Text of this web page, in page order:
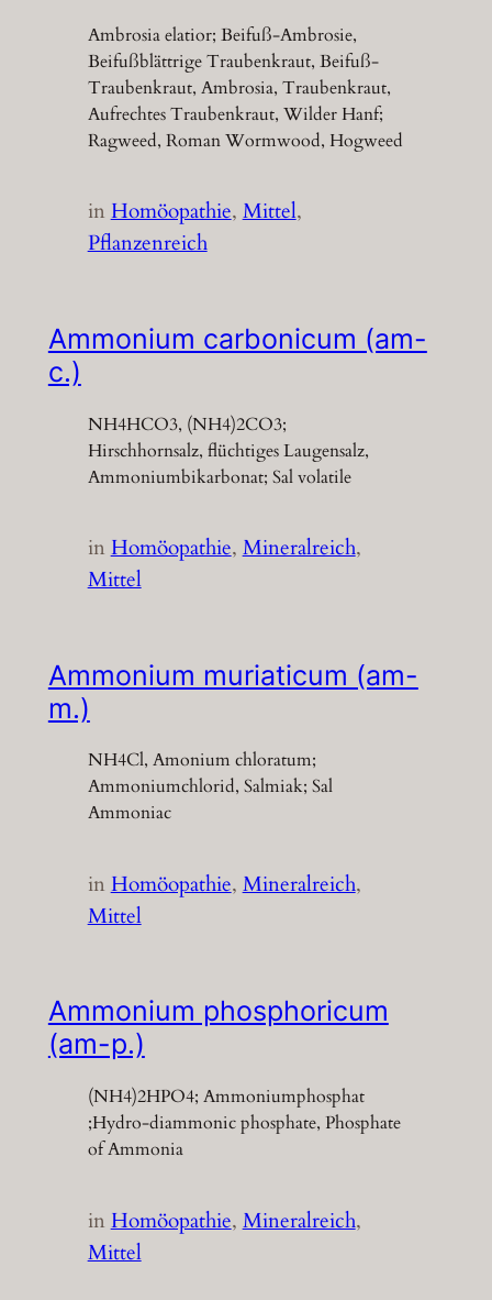
Ambrosia elatior; Beifuß-Ambrosie,
Beifußblättrige Traubenkraut, Beifuß-
Traubenkraut, Ambrosia, Traubenkraut,
Aufrechtes Traubenkraut, Wilder Hanf;
Ragweed, Roman Wormwood, Hogweed
inHomöopathie, Mittel
Pflanzenreich
Ammonium carbonicum (am-
c.)
NH4HCO3, (NH4)2CO3;
Hirschhornsalz, flüchtiges Laugensalz,
Ammoniumbikarbonat; Sal volatile
inHomöopathie, Mineralreich
Mittel
Ammonium muriaticum (am-
m.)
NH4Cl, Amonium chloratum;
Ammoniumchlorid, Salmiak; Sal
Ammoniac
inHomöopathie, Mineralreich
Mittel
Ammonium phosphoricum
(am-p.)
(NH4)2HPO4; Ammoniumphosphat
;Hydro-diammonic phosphate, Phosphate
of Ammonia
inHomöopathie, Mineralreich
Mittel